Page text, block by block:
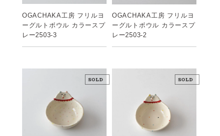
OGACHAKA工房 フリルヨ
ーグルトボウル カラースプ
レー2503-3
OGACHAKA工房 フリルヨ
ーグルトボウル カラースプ
レー2503-2